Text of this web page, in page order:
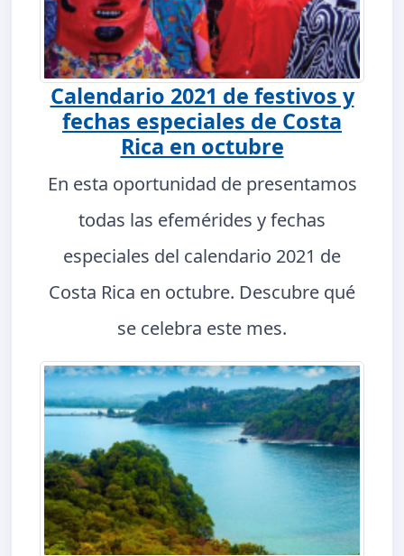
Calendario 2021 de festivos y
fechas especiales de Costa
Rica en octubre
En esta oportunidad de presentamos
todas las efemérides y fechas
especiales del calendario 2021 de
Costa Rica en octubre. Descubre qué
se celebra este mes.